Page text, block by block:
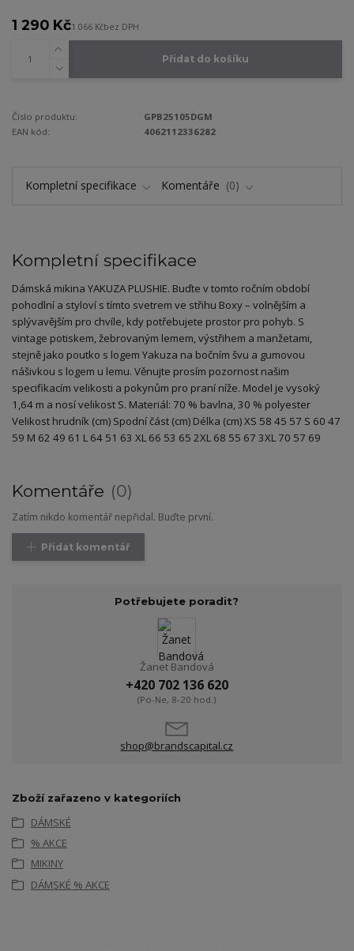
1 290 Kč1 066 Kčbez DPH
Přidat do košíku
Číslo produktu:
GPB25105DGM
EAN kód:
4062112336282
Kompletní specifikace Komentáře 0
Kompletní specifikace
Dámská mikina YAKUZA PLUSHIE. Buďte v tomto ročním období
pohodlní a styloví s tímto svetrem ve střihu Boxy – volnějším a
splývavějším pro chvíle, kdy potřebujete prostor pro pohyb. S
vintage potiskem, žebrovaným lemem, výstřihem a manžetami,
stejně jako poutko s logem Yakuza na bočním švu a gumovou
nášivkou s logem u lemu. Věnujte prosím pozornost našim
specifikacím velikosti a pokynům pro praní níže. Model je vysoký
1,64 m a nosí velikost S. Materiál: 70 % bavlna, 30 % polyester
Velikost hrudník (cm) Spodní část (cm) Délka (cm) XS 58 45 57 S 60 47
59 M 62 49 61 L 64 51 63 XL 66 53 65 2XL 68 55 67 3XL 70 57 69
Komentáře 0
Zatím nikdo komentář nepřidal. Buďte první.
Přidat komentář
Potřebujete poradit?
Žanet Bandová
+420 702 136 620
(Po-Ne, 8-20 hod.)
shop@brandscapital.cz
Zboží zařazeno v kategoriích
DÁMSKÉ
% AKCE
MIKINY
DÁMSKÉ % AKCE